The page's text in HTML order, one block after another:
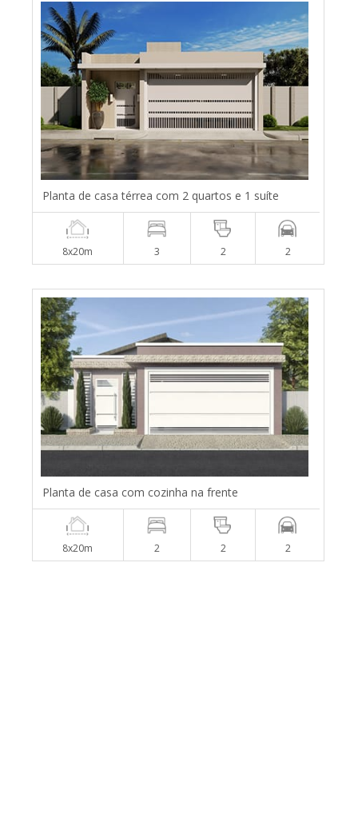
Planta de casa térrea com 2 quartos e 1 suíte
8x20m 3 2 2
Planta de casa com cozinha na frente
8x20m 2 2 2